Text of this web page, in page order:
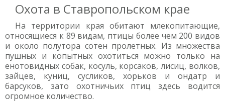
Охота в Ставропольском крае
На территории края обитают млекопитающие,
относящиеся к 89 видам, птицы более чем 200 видов
и около полутора сотен пролетных. Из множества
пушных и копытных охотиться можно только на
енотовидных собак, косуль, корсаков, лисиц, волков,
зайцев, куниц, сусликов, хорьков и ондатр и
барсуков, зато охотничьих птиц здесь водится
огромное количество.